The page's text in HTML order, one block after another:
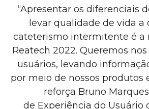
“Apresentar os diferenciais
levar qualidade de vida a
cateterismo intermitente é a
Reatech 2022. Queremos
usuários, levando
por meio de nossos produtos
reforça Bruno
de Experiência do Usuário